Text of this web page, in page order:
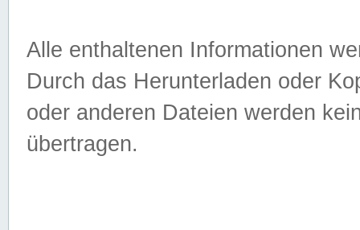
Alle enthaltenen Informationen
Durch das Herunterladen oder
oder anderen Dateien werden
übertragen.